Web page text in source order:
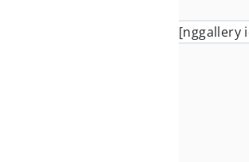
[nggallery